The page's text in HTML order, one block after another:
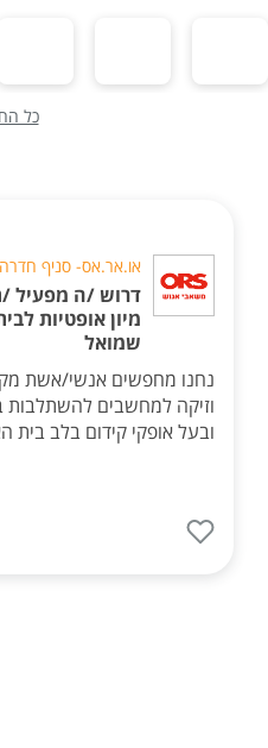
כל
או.אר.אס- סניף חדרה
דרוש /ה מפעיל
מיון אופטיות
שמואל
נחנו מחפשים אנשי/אשת
וזיקה למחשבים להשתלבות
ובעל אופקי קידום בלב בית